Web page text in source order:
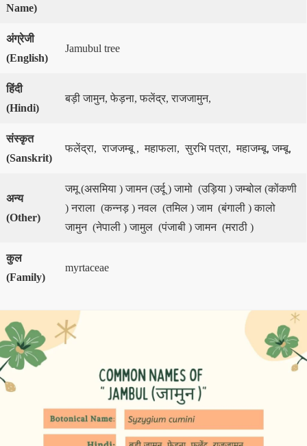
Name)
अंग्रेजी
(English)
Jamubul tree
हिंदी
(Hindi)
बड़ी जामुन, फेड़ना, फलेंद्र, राजजामुन,
संस्कृत
(Sanskrit)
फलेंद्रा, राजजम्बू , महाफला, सुरभि पत्रा, महाजम्बू, जम्बू,
अन्य
(Other)
जमू (असमिया ) जामन (उर्दू ) जामो (उड़िया ) जम्बोल (कोंकणी
) नराला (कन्नड़ ) नवल (तमिल ) जाम (बंगाली ) कालो
जामुन (नेपाली ) जामुल (पंजाबी ) जामन (मराठी )
कुल
(Family)
myrtaceae